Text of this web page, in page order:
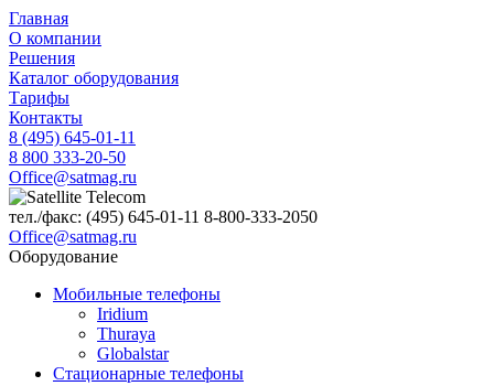
Главная
О компании
Решения
Каталог оборудования
Тарифы
Контакты
8 (495) 645-01-11
8 800 333-20-50
Office@satmag.ru
тел./факс: (495) 645-01-11 8-800-333-2050
Office@satmag.ru
Оборудование
Мобильные телефоны
Iridium
Thuraya
Globalstar
Стационарные телефоны